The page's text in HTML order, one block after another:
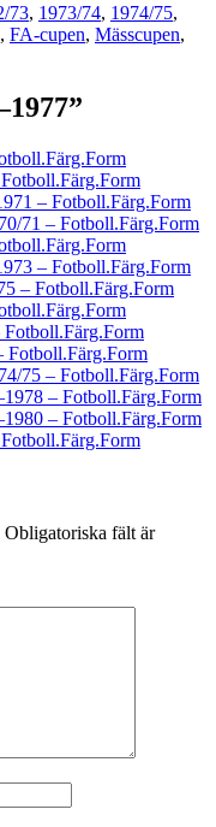
73, 1973/74, 1974/75,
, FA-cupen, Mässcupen,
– Fotboll.Färg.Form
71 – Fotboll.Färg.Form
– Fotboll.Färg.Form
– Fotboll.Färg.Form
Fotboll.Färg.Form
75 – Fotboll.Färg.Form
– Fotboll.Färg.Form
– Fotboll.Färg.Form
Obligatoriska fält är